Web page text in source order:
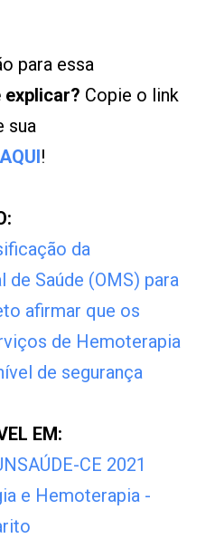
para essa
explicar? Copie o link
sua
!
da
de Saúde (OMS) para
afirmar que os
de Hemoterapia
de segurança
EM:
CE 2021
e Hemoterapia -